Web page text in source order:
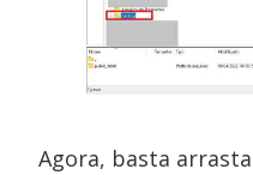
Agora, basta